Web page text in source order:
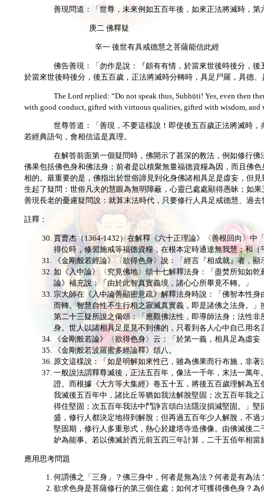
善現問道：「世尊，未來例如五百年後，如來正法將滅時，
庚二 佛釋疑
辛一 後世有具戒德慧之菩薩能信此經
佛告善現：「勿作是說：『頗有有情，於當來世後時後分，
於當來世後時後分，後五百歲，正法將滅時分轉時，具足尸羅，具德、
The Lord replied: “Do not speak thus, Subhūti! Yes, even then
with good conduct, gifted with virtuous qualities, gifted with wisdom, and
世尊答道：「善現，不要這樣說！即使後五百歲正法將滅時
若經典語句，會相信這是真理。
在解答前面第一個疑問時，佛開示了甚深的教法，例如修行
佛果包括佛色身和佛法身；前者是以積聚無量福德資糧為因，而且佛
相的。最重要的是，佛指出於世俗諦見到化身佛諸相具足是虛妄，但
生起了疑問：世俗凡夫的慧眼為無明障蔽，心靈已處處顯得愚昧；如
善現長老的憂慮疑問說：就算末法時代，只要修行人具足戒德慧、過
註釋：
賈曹杰（1364-1432）在解釋《六十正理論》〈善根回向〉
得位時，修習施戒等福德資糧，在根本定時通達無我慧；和
《金剛般若經論》〈欲得色身〉說：「經言『相成就』者，顯
如《入中論》〈究竟佛地〉頌十七解釋法身：「盡焚所知如
論》補充說：「由於此智真實義境，諸心心所畢竟不轉。」
宗大師在《入中論善顯密意疏》解釋法身時說：「佛智本性
而轉。智慧自性不生行相之寂滅真實義，即是諸佛之法身。
第二十三疑所說之偈頌：「應觀佛法性，即導師法身；法性
身。世人以諸相具足是見不到佛的，只看到各人心中自己用名
《金剛般若論》〈欲得色身〉云：「於第一義，相具足為虛
《金剛般若波羅蜜多經論釋》頌八。
原文這樣說：「如是明解如來性已，雖為佛果而行布施，非著
一般說法謂釋尊滅後，正法五百年，像法一千年，末法一萬
證。而根據《大方等大集經》卷五十五，將後五百歲理解為
我滅後五百年中，諸比丘等猶如我法解脫堅固；次五百年我
得住堅固；次五百年我法中鬥諍言頌白法隱沒損減堅固。」
盛，修行人都決定地得到解脫；但再過五百年少人解脫，不
堅固期，修行人多重形式，熱心於建塔寺造佛像。由佛滅後
妒為能事。若以佛滅於西元前五四三年計算，二千五佰年相當
應用思考問題
何謂佛之「三身」？佛三身中，何者是無為法？何者是有為
欲求色身是菩薩修行的第三個住處；如何才可獲得佛色身？